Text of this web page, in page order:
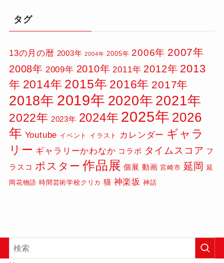
タグ
13の月の暦 2003年 2004年 2005年 2006年 2007年
2008年 2009年 2010年 2011年 2012年 2013
年 2014年 2015年 2016年 2017年
2018年 2019年 2020年 2021年
2022年 2023年 2024年 2025年 2026
年 Youtube イベント イラスト カレンダー ギャラ
リー ギャラリーかわなか コラボ タイムスコア フ
ラスコ ポスター 作品展 個展 動画 宮崎市 延岡 延
岡花物語 時間芸術学校クリカ 猫 神楽坂 神話